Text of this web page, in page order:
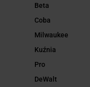
Beta
Coba
Milwaukee
Kuźnia
Pro
DeWalt